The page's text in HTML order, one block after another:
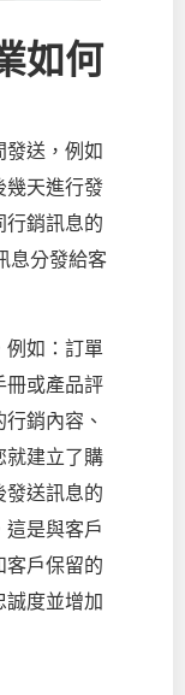
如何
發送，例如
幾天進行發
行銷訊息的
息分發給客
例如：訂單
冊或產品評
銷內容、
就建立了購
發送訊息的
是與客戶
客戶保留的
誠度並增加